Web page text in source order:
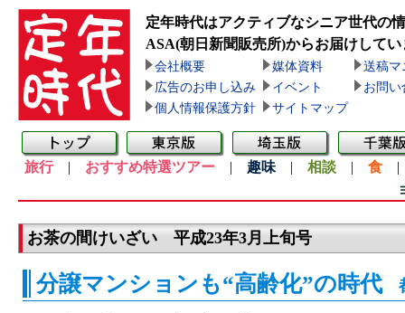
定年時代はアクティブなシニア世代の
ASA(朝日新聞販売所)からお届けしてい
会社概要 媒体資料
送稿マ
広告のお申し込み
イベント
お問い
個人情報保護方針
サイトマップ
旅行| おすすめ特選ツアー | 趣味 | 相談 | 食
お茶の間けいざい 平成23年3月上旬号
分譲マンションも“高齢化”の時代都